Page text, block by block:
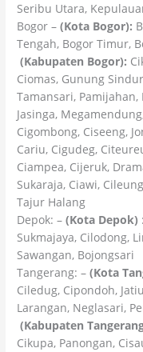
Seribu Utara,
Bogor –(Kota Bogor):
Tengah, Bogor Timur,
(Kabupaten Bogor):
Ciomas, Gunung
Tamansari,
Jasinga,
Cigombong, Ciseeng,
Cariu, Cigudeg,
Ciampea, Cijeruk,
Sukaraja, Ciawi,
Tajur Halang
Depok: –(Kota Depok)
Sukmajaya, Cilodong,
Sawangan, Bojongsari
Tangerang: –(Kota
Ciledug, Cipondoh,
Larangan, Neglasari,
(Kabupaten
Cikupa, Panongan,